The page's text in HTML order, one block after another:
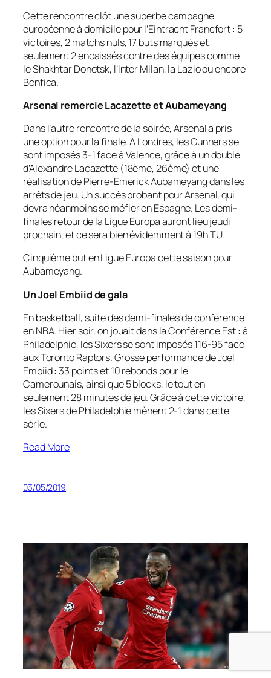
Cette rencontre clôt une superbe campagne
européenne à domicile pour l’Eintracht Francfort : 5
victoires, 2 matchs nuls, 17 buts marqués et
seulement 2 encaissés contre des équipes comme
le Shakhtar Donetsk, l’Inter Milan, la Lazio ou encore
Benfica.
Arsenal remercie Lacazette et Aubameyang
Dans l’autre rencontre de la soirée, Arsenal a pris
une option pour la finale. À Londres, lesGunnersse
sont imposés 3-1 face à Valence, grâce à un doublé
d’Alexandre Lacazette (18ème, 26ème) et une
réalisation de Pierre-Emerick Aubameyang dans les
arrêts de jeu. Un succès probant pour Arsenal, qui
devra néanmoins se méfier en Espagne. Les demi-
finales retour de la Ligue Europa auront lieu jeudi
prochain, et ce sera bien évidemment à 19h TU.
Cinquième but en Ligue Europa cette saison pour
Aubameyang.
Un Joel Embiid de gala
En basketball, suite des demi-finales de conférence
en NBA. Hier soir, on jouait dans la Conférence Est : à
Philadelphie, les Sixers se sont imposés 116-95 face
aux Toronto Raptors. Grosse performance de Joel
Embiid : 33 points et 10 rebonds pour le
Camerounais, ainsi que 5 blocks, le tout en
seulement 28 minutes de jeu. Grâce à cette victoire,
les Sixers de Philadelphie mènent 2-1 dans cette
série.
Read More
03/05/2019